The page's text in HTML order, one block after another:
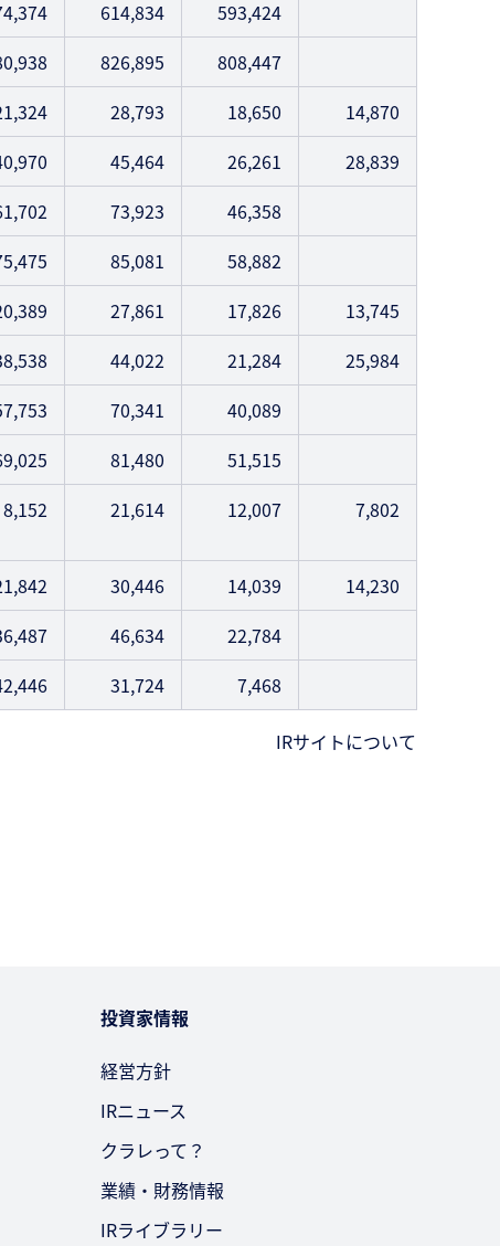
614,834
593,424
826,895
808,447
28,793 18,650
14,870
45,464 26,261
28,839
73,923
46,358
85,081
58,882
27,861 17,826
13,745
44,022 21,284
25,984
70,341
40,089
81,480
51,515
8,152 21,614 12,007 7,802
30,446 14,039
14,230
46,634
22,784
31,724 7,468
IRサイトについて
投資家情報
経営方針
IRニュース
クラレって？
業績・財務情報
IRライブラリー